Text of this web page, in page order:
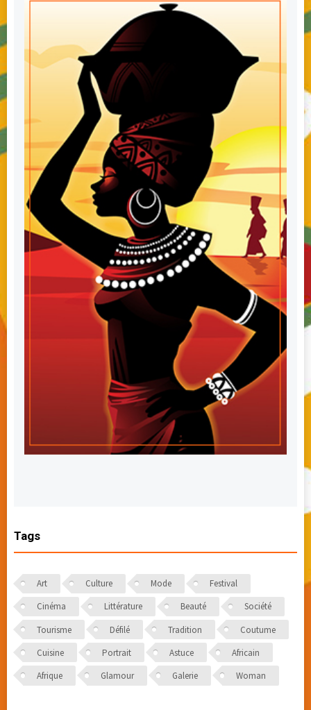
Tags
Art Culture Mode
Festival
Cinéma
Littérature Beauté
Société
Tourisme
Défilé Tradition
Coutume
Cuisine
Portrait Astuce
Africain
Afrique
Glamour Galerie Woman